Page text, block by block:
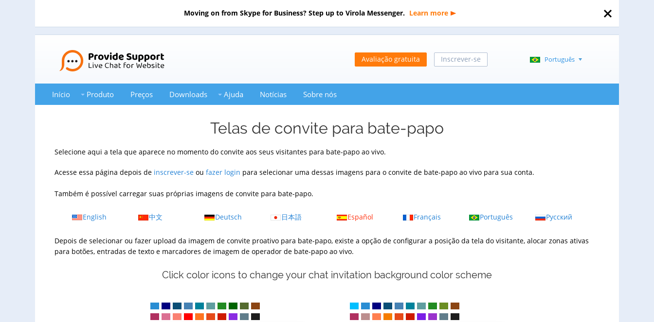
Moving on from Skype for Business? Step up to Virola Messenger. Learn more
Avaliação gratuita Inscrever-se Português
Início Produto Preços Downloads Ajuda Notícias Sobre nós
Telas de convite para bate-papo
Selecione aqui a tela que aparece no momento do convite aos seus visitantes para bate-papo ao vivo.
Acesse essa página depois de inscrever-se ou fazer login para selecionar uma dessas imagens para o convite de bate-papo ao vivo para sua conta.
Também é possível carregar suas próprias imagens de convite para bate-papo.
English 中文 Deutsch 日本語 Español Français Português Русский
Depois de selecionar ou fazer upload da imagem de convite proativo para bate-papo, existe a opção de configurar a posição da tela do visitante, alocar zonas ativas
para botões, entradas de texto e marcadores de imagem de operador de bate-papo ao vivo.
Click color icons to change your chat invitation background color scheme